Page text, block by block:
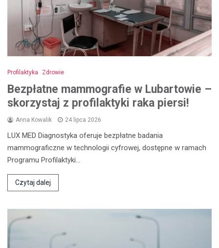
Profilaktyka Zdrowie
Bezpłatne mammografie w Lubartowie –
skorzystaj z profilaktyki raka piersi!
Anna Kowalik 24 lipca 2026
LUX MED Diagnostyka oferuje bezpłatne badania
mammograficzne w technologii cyfrowej, dostępne w ramach
Programu Profilaktyki…
Czytaj dalej